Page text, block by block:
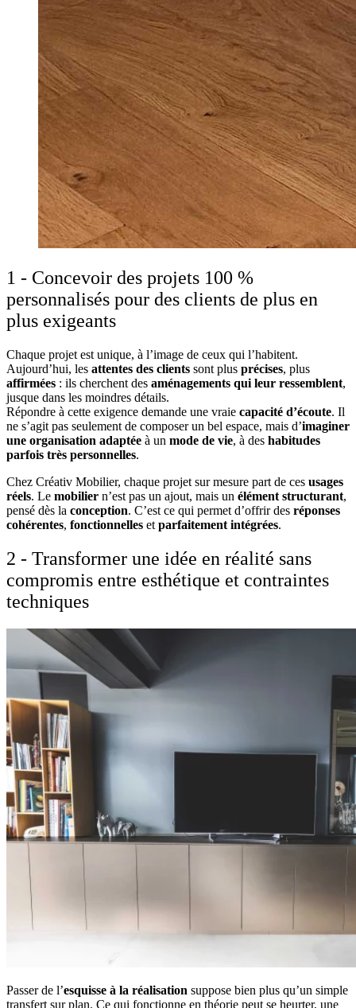
1 - Concevoir des projets 100 %
personnalisés pour des clients de plus en
plus exigeants
Chaque projet est unique, à l’image de ceux qui l’habitent.
Aujourd’hui, les attentes des clients sont plus précises, plus
affirmées : ils cherchent des aménagements qui leur ressemblent,
jusque dans les moindres détails.
Répondre à cette exigence demande une vraie capacité d’écoute. Il
ne s’agit pas seulement de composer un bel espace, mais d’imaginer
une organisation adaptée à un mode de vie, à des habitudes
parfois très personnelles.
Chez Créativ Mobilier, chaque projet sur mesure part de ces usages
réels. Le mobilier n’est pas un ajout, mais un élément structurant,
pensé dès la conception. C’est ce qui permet d’offrir des réponses
cohérentes, fonctionnelles et parfaitement intégrées.
2 - Transformer une idée en réalité sans
compromis entre esthétique et contraintes
techniques
Passer de l’esquisse à la réalisation suppose bien plus qu’un simple
transfert sur plan. Ce qui fonctionne en théorie peut se heurter, une